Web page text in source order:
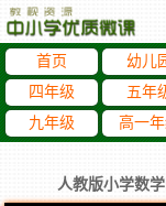
首页 幼儿
四年级
五年
九年级
高一
人教版小学数